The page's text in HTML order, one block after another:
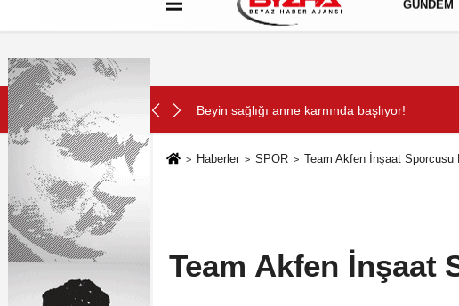
Hakkımızda Künye Çerez Politikası
GÜNDEM
SON DAKİKA:
Yolculuk” Yaptı Beyin sağlığı anne karnında başlıyor!
Haberler SPOR Team Akfen İnşaat Sporcusu
Team Akfen İnşaat